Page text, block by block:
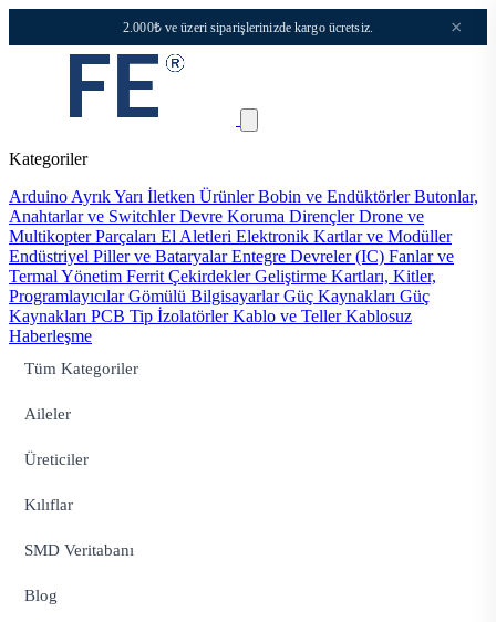
2.000₺ ve üzeri siparişlerinizde kargo ücretsiz. ×
Kategoriler
Arduino Ayrık Yarı İletken ÜrünlerBobin ve EndüktörlerButonlar,
Anahtarlar ve SwitchlerDevre Koruma DirençlerDrone ve
Multikopter Parçaları El Aletleri Elektronik Kartlar ve Modüller
Endüstriyel Piller ve BataryalarEntegre Devreler (IC) Fanlar ve
Termal Yönetim Ferrit ÇekirdeklerGeliştirme Kartları, Kitler,
ProgramlayıcılarGömülü BilgisayarlarGüç Kaynakları Güç
Kaynakları PCB Tip İzolatörlerKablo ve TellerKablosuz
Haberleşme
Tüm Kategoriler
Aileler
Üreticiler
Kılıflar
SMD Veritabanı
Blog